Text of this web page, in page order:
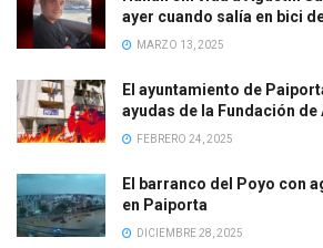
ayer cuando salía en bici
MARZO 13, 2025
El ayuntamiento de
ayudas de la Fundación
FEBRERO 24, 2025
El barranco del Poyo con
en Paiporta
DICIEMBRE 28, 2025